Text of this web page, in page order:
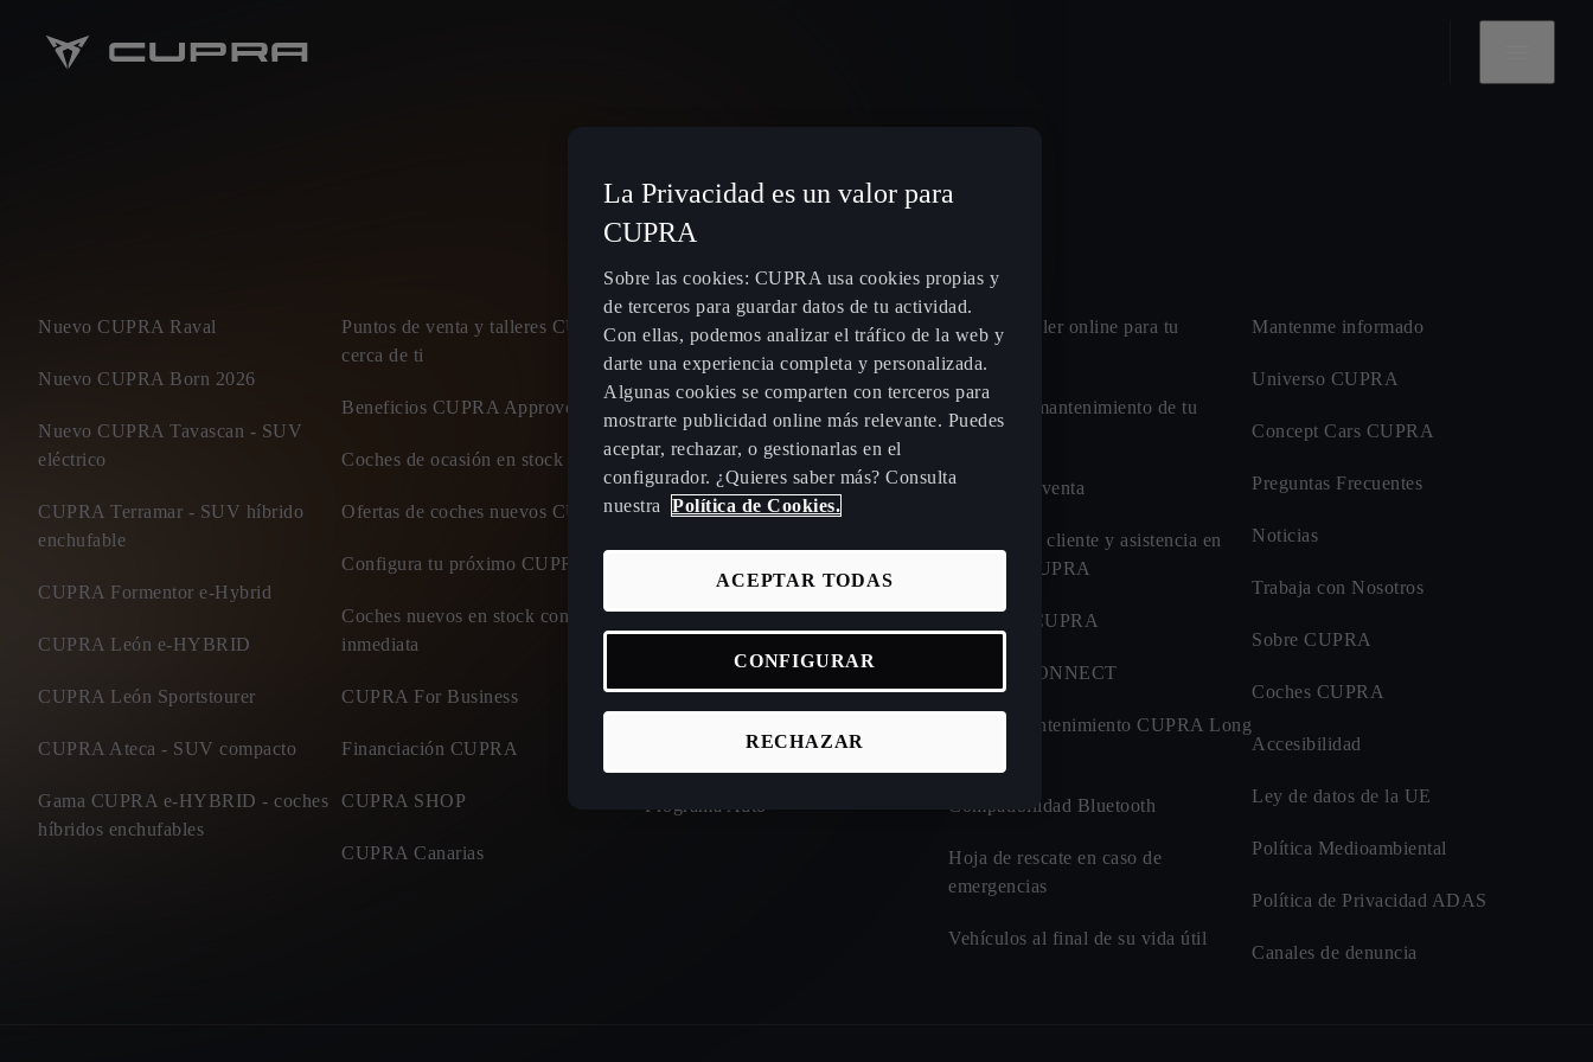
Spain Español
Nuevo CUPRA Raval
Nuevo CUPRA Born 2026
Nuevo CUPRA Tavascan - SUV
eléctrico
CUPRA Terramar - SUV híbrido
enchufable
CUPRA Formentor e-Hybrid
CUPRA León e-HYBRID
CUPRA León Sportstourer
CUPRA Ateca - SUV compacto
Gama CUPRA e-HYBRID - coches
híbridos enchufables
Puntos de venta y talleres CUPRA
cerca de ti
Beneficios CUPRA Approved
Coches de ocasión en stock
Ofertas de coches nuevos CUPRA
Configura tu próximo CUPRA
Coches nuevos en stock con entrega
inmediata
CUPRA For Business
Financiación CUPRA
CUPRA SHOP
CUPRA Canarias
Planifica tu ruta - Estaciones de
recarga eléctrica
Tarifas de carga para coches híbridos
enchufables y eléctricos
Carga tu CUPRA en casa
Calculadora de autonomía y consumo
Calculadora tiempos de carga de
Incentivos y beneficios
Programa Auto+
Pide cita taller online para tu
CUPRA
Calcula el mantenimiento de tu
Ofertas Posventa
Atención al cliente y asistencia en
carretera CUPRA
Manuales CUPRA
CUPRA CONNECT
Plan de mantenimiento CUPRA Long
Compatibilidad Bluetooth
Hoja de rescate en caso de
emergencias
Vehículos al final de su vida útil
Mantenme informado
Universo CUPRA
Concept Cars CUPRA
Preguntas Frecuentes
Noticias
Trabaja con Nosotros
Sobre CUPRA
Coches CUPRA
Accesibilidad
Ley de datos de la UE
Política Medioambiental
Política de Privacidad ADAS
Canales de denuncia
La Privacidad es un valor para
CUPRA
Sobre las cookies: CUPRA usa cookies propias y
de terceros para guardar datos de tu actividad.
Con ellas, podemos analizar el tráfico de la web y
darte una experiencia completa y personalizada.
Algunas cookies se comparten con terceros para
mostrarte publicidad online más relevante. Puedes
aceptar, rechazar, o gestionarlas en el
configurador. ¿Quieres saber más? Consulta
nuestra
Política de Cookies.
RECHAZAR
ACEPTAR TODAS
CONFIGURAR